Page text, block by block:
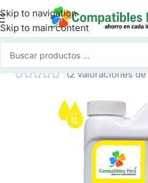
Skip to navigation
Skip to main content
Inicio/Tinta para Impresoras/
(2valoraciones